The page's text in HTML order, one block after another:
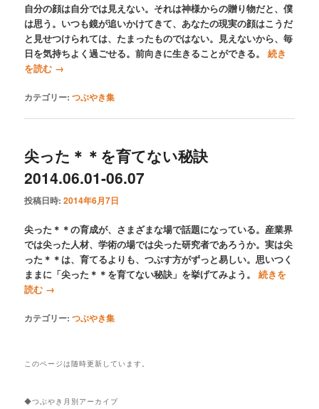
自分の顔は自分では見えない。それは神様からの贈り物だと、僕
は思う。いつも鏡が追いかけてきて、あなたの現実の顔はこうだ
と見せつけられては、たまったものではない。見えないから、毎
日を気持ちよく過ごせる。前向きに生きることができる。続き
を読む →
カテゴリー: つぶやき集
尖った＊＊を育てない秘訣
2014.06.01-06.07
投稿日時:2014年6月7日
尖った＊＊の育成が、さまざまな場で話題になっている。産業界
では尖った人材、学術の場では尖った研究者であろうか。実は尖
った＊＊は、育てるよりも、つぶす方がずっと易しい。思いつく
ままに「尖った＊＊を育てない秘訣」を挙げてみよう。続きを
読む →
カテゴリー: つぶやき集
このページは随時更新しています。
◆つぶやき月別アーカイブ